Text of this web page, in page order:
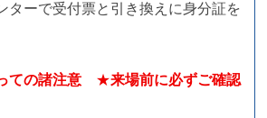
ターで受付票と引き換えに身分証を
ての諸注意 ★来場前に必ずご確認